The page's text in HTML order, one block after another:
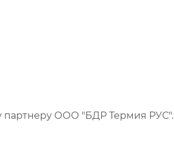
партнеру ООО "БДР Термия РУС".